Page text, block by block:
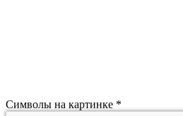
Символы на картинке *